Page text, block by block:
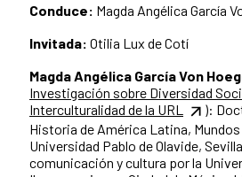
Conduce: Magda Angélica García
Invitada: Otilia Lux de Cotí
Magda Angélica García Von
Investigación sobre Diversidad
Interculturalidad de la URL
):
Historia de América Latina,
Universidad Pablo de Olavide,
comunicación y cultura por la